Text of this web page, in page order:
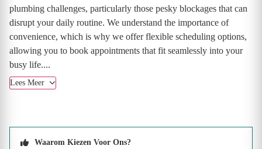
plumbing challenges, particularly those pesky blockages that can
disrupt your daily routine. We understand the importance of
convenience, which is why we offer flexible scheduling options,
allowing you to book appointments that fit seamlessly into your
busy life....
Lees Meer
Waarom Kiezen Voor Ons?